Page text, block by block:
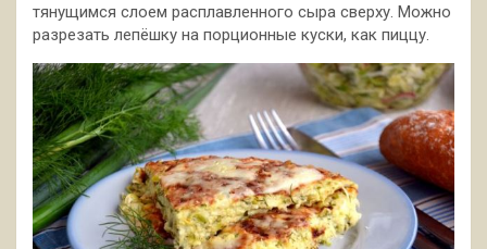
тянущимся слоем расплавленного сыра сверху. Можно
разрезать лепёшку на порционные куски, как пиццу.